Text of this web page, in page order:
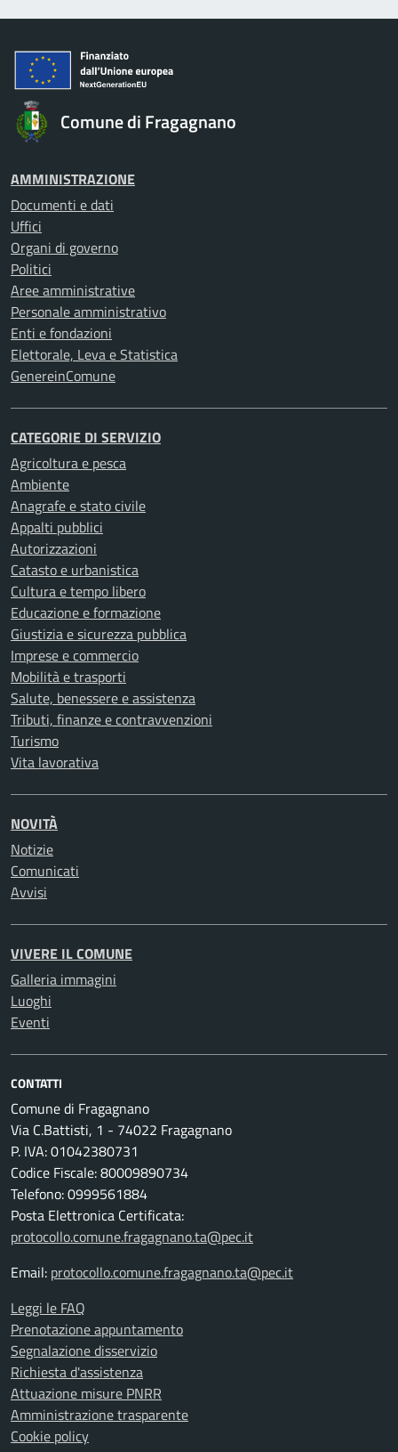
Comune di Fragagnano
AMMINISTRAZIONE
Documenti e dati
Uffici
Organi di governo
Politici
Aree amministrative
Personale amministrativo
Enti e fondazioni
Elettorale, Leva e Statistica
GenereinComune
CATEGORIE DI SERVIZIO
Agricoltura e pesca
Ambiente
Anagrafe e stato civile
Appalti pubblici
Autorizzazioni
Catasto e urbanistica
Cultura e tempo libero
Educazione e formazione
Giustizia e sicurezza pubblica
Imprese e commercio
Mobilità e trasporti
Salute, benessere e assistenza
Tributi, finanze e contravvenzioni
Turismo
Vita lavorativa
NOVITÀ
Notizie
Comunicati
Avvisi
VIVERE IL COMUNE
Galleria immagini
Luoghi
Eventi
CONTATTI
Comune di Fragagnano
Via C.Battisti, 1 - 74022 Fragagnano
P. IVA: 01042380731
Codice Fiscale: 80009890734
Telefono: 0999561884
Posta Elettronica Certificata:
protocollo.comune.fragagnano.ta@pec.it
Email: protocollo.comune.fragagnano.ta@pec.it
Leggi le FAQ
Prenotazione appuntamento
Segnalazione disservizio
Richiesta d'assistenza
Attuazione misure PNRR
Amministrazione trasparente
Cookie policy